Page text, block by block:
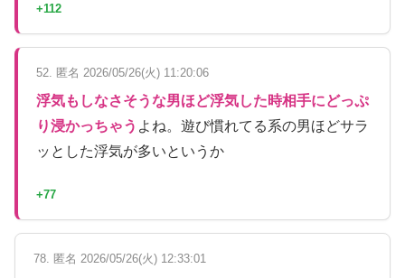
+112
52. 匿名 2026/05/26(火) 11:20:06
浮気もしなさそうな男ほど浮気した時相手にどっぷ
り浸かっちゃう よね。遊び慣れてる系の男ほどサラ
ッとした浮気が多いというか
+77
78. 匿名 2026/05/26(火) 12:33:01